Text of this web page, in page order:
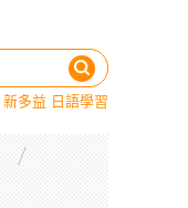
新多益 日語學習